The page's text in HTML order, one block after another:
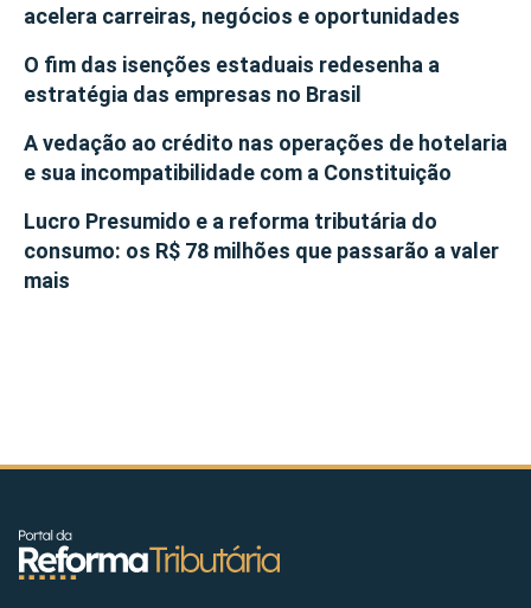
acelera carreiras, negócios e oportunidades
O fim das isenções estaduais redesenha a
estratégia das empresas no Brasil
A vedação ao crédito nas operações de hotelaria
e sua incompatibilidade com a Constituição
Lucro Presumido e a reforma tributária do
consumo: os R$ 78 milhões que passarão a valer
mais